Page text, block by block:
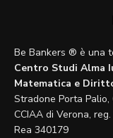
Be Bankers ® è una
Centro Studi Alma
Matematica e
Stradone Porta
CCIAA di Verona,
Rea 340179